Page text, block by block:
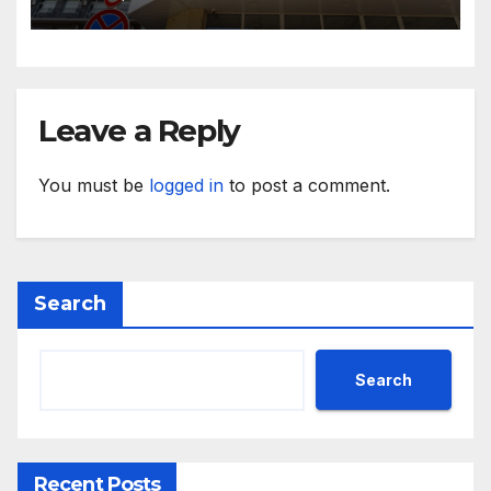
пенсионния модел в
България“
Leave a Reply
You must be logged in to post a comment.
Search
Search
Recent Posts